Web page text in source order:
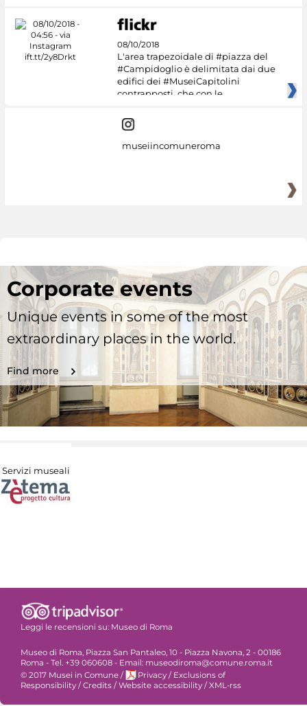
08/10/2018
L'area trapezoidale di #piazza del
#Campidoglio è delimitata dai due
edifici dei #MuseiCapitolini
contrapposti, che con le
museiincomuneroma
Corporate events
Unique events in some of the most
extraordinary places in the world.
Find more
Servizi museali
Leggi le recensioni su: Museo di Roma
Museo di Roma, Piazza San Pantaleo, 10 - Piazza Navona, 2 - 00186
Roma - Tel. +39 060608 - Email: museodiroma@comune.roma.it
© 2017 Musei in Comune / Privacy / Exclusions of
Responsibility / Credits / Website accessibility / XML-rss